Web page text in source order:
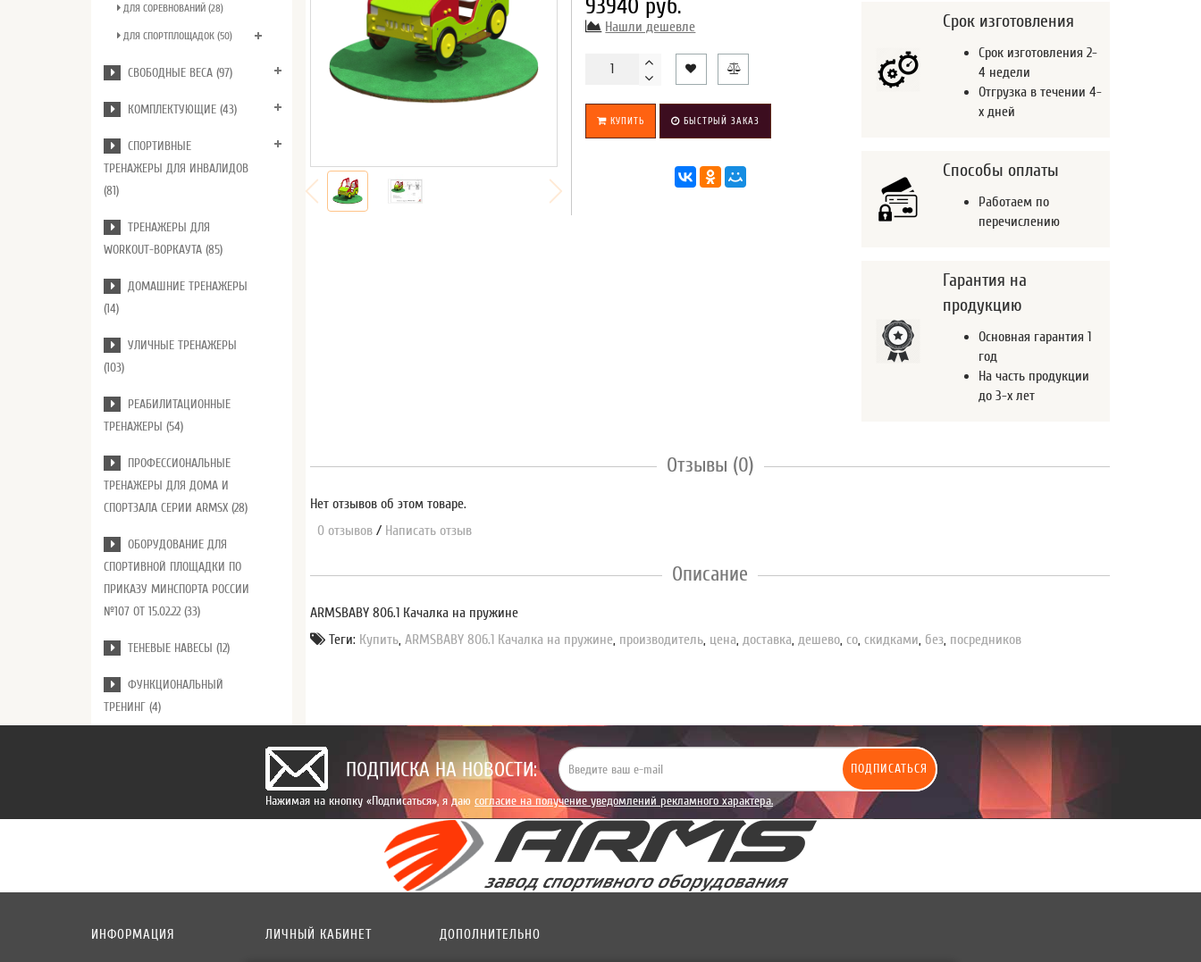
ДЛЯ СОРЕВНОВАНИЙ (28)
ДЛЯ СПОРТПЛОЩАДОК (50)
СВОБОДНЫЕ ВЕСА (97)
КОМПЛЕКТУЮЩИЕ (43)
СПОРТИВНЫЕ
ТРЕНАЖЕРЫ ДЛЯ ИНВАЛИДОВ
(81)
ТРЕНАЖЕРЫ ДЛЯ
WORKOUT-ВОРКАУТА (85)
ДОМАШНИЕ ТРЕНАЖЕРЫ
(14)
УЛИЧНЫЕ ТРЕНАЖЕРЫ
(103)
РЕАБИЛИТАЦИОННЫЕ
ТРЕНАЖЕРЫ (54)
ПРОФЕССИОНАЛЬНЫЕ
ТРЕНАЖЕРЫ ДЛЯ ДОМА И
СПОРТЗАЛА СЕРИИ ARMSX (28)
ОБОРУДОВАНИЕ ДЛЯ
СПОРТИВНОЙ ПЛОЩАДКИ ПО
ПРИКАЗУ МИНСПОРТА РОССИИ
№107 ОТ 15.02.22 (33)
ТЕНЕВЫЕ НАВЕСЫ (12)
ФУНКЦИОНАЛЬНЫЙ
ТРЕНИНГ (4)
93940 руб.
Нашли дешевле
КУПИТЬ БЫСТРЫЙ ЗАКАЗ
Срок изготовления
Срок изготовления 2-
4 недели
Отгрузка в течении 4-
х дней
Способы оплаты
Работаем по
перечислению
Гарантия на
продукцию
Основная гарантия 1
год
На часть продукции
до 3-х лет
Отзывы (0)
Нет отзывов об этом товаре.
0 отзывов / Написать отзыв
Описание
ARMSBABY 806.1 Качалка на пружине
Теги: Купить,ARMSBABY 806.1 Качалка на пружине, производитель, цена,доставка,дешево, со, скидками, без, посредников
ПОДПИСКА НА НОВОСТИ: ПОДПИСАТЬСЯ
Нажимая на кнопку «Подписаться», я даю согласие на получение уведомлений рекламного характера.
ИНФОРМАЦИЯ ЛИЧНЫЙ КАБИНЕТ ДОПОЛНИТЕЛЬНО